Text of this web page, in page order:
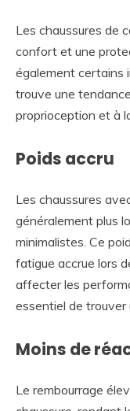
Les chaussures de
confort et une
également certains
trouve une
proprioception et à
Poids accru
Les chaussures
généralement plus
minimalistes. Ce
fatigue accrue lors
affecter les
essentiel de
Moins de
Le rembourrage